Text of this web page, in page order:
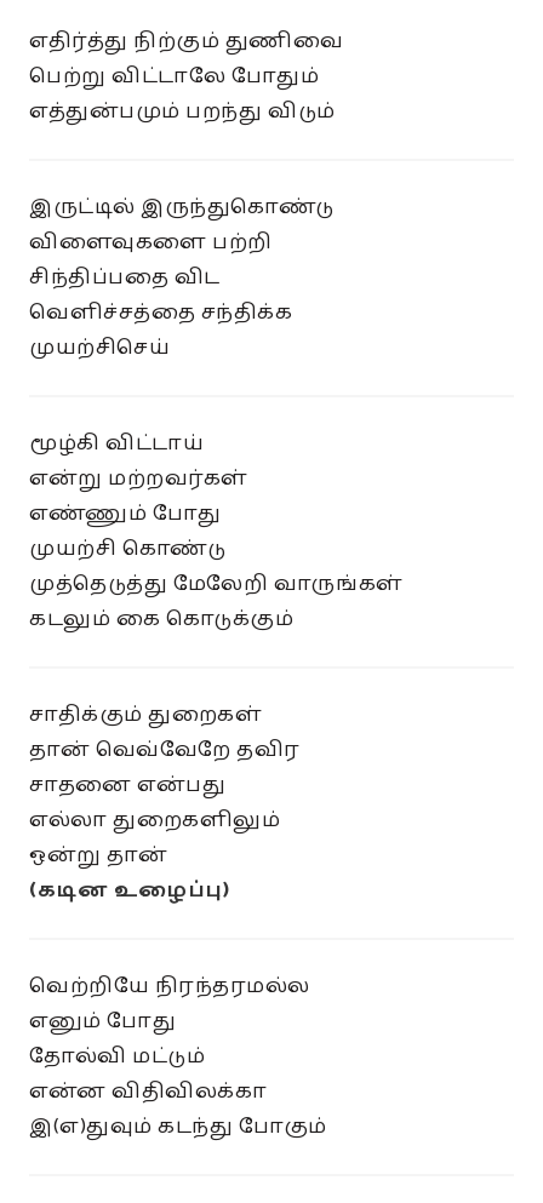
எதிர்த்து நிற்கும் துணிவை
பெற்று விட்டாலே போதும்
எத்துன்பமும் பறந்து விடும்
இருட்டில் இருந்துகொண்டு
விளைவுகளை பற்றி
சிந்திப்பதை விட
வெளிச்சத்தை சந்திக்க
முயற்சிசெய்
மூழ்கி விட்டாய்
என்று மற்றவர்கள்
எண்ணும் போது
முயற்சி கொண்டு
முத்தெடுத்து மேலேறி வாருங்கள்
கடலும் கை கொடுக்கும்
சாதிக்கும் துறைகள்
தான் வெவ்வேறே தவிர
சாதனை என்பது
எல்லா துறைகளிலும்
ஒன்று தான்
(கடின உழைப்பு)
வெற்றியே நிரந்தரமல்ல
எனும் போது
தோல்வி மட்டும்
என்ன விதிவிலக்கா
இ(எ)துவும் கடந்து போகும்